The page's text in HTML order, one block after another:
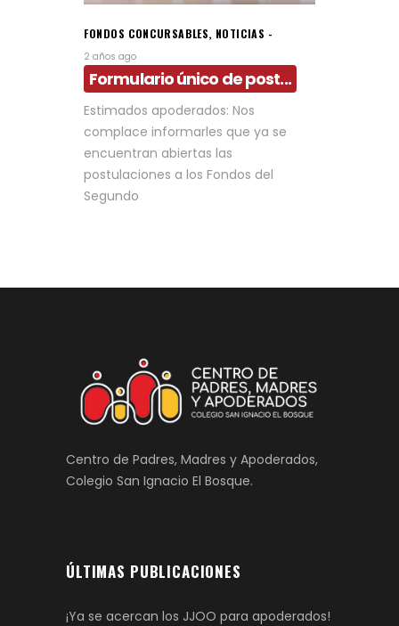
FONDOS CONCURSABLES, NOTICIAS
2 años ago
Formulario único de post...
Estimados apoderados: Nos
complace informarles que ya se
encuentran abiertas las
postulaciones a los Fondos del
Segundo
Centro de Padres, Madres y Apoderados,
Colegio San Ignacio El Bosque.
ÚLTIMAS PUBLICACIONES
¡Ya se acercan los JJOO para apoderados!